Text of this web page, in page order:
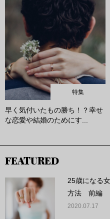
特集
早く気付いたもの勝ち！？幸せ
な恋愛や結婚のためにす...
FEATURED
25歳になる
方法 前編
2020.07.17